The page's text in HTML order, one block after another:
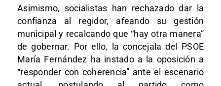
Asimismo, socialistas han rechazado dar la
confianza al regidor, afeando su gestión
municipal y recalcando que “hay otra manera”
de gobernar. Por ello, la concejala del PSOE
María Fernández ha instado a la oposición a
“responder con coherencia” ante el escenario